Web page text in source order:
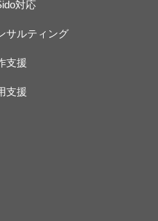
対応
サルティング
支援
支援